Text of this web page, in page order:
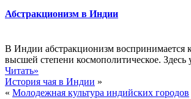
Абстракционизм в Индии
В Индии абстракционизм воспринимается
высшей степени космополитическое. Здесь
Читать»
История чая в Индии »
« Молодежная культура индийских городов